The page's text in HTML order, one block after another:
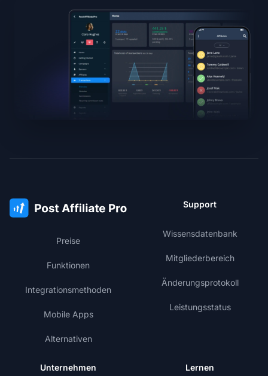
Preise
Funktionen
Integrationsmethoden
Mobile Apps
Alternativen
Support
Wissensdatenbank
Mitgliederbereich
Änderungsprotokoll
Leistungsstatus
Unternehmen Lernen